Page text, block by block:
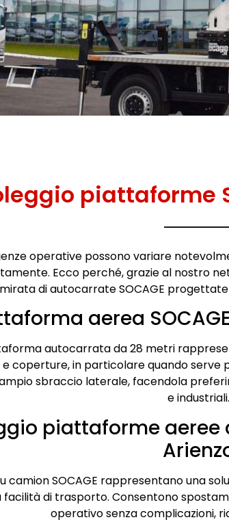
piattaforme
operative possono variare
Ecco perché, grazie al nostro
di autocarrate SOCAGE
aerea
autocarrata da 28 metri
coperture, in particolare quando serve
sbraccio laterale, facendola
e industriali.
piattaforme aeree
camion SOCAGE rappresentano una
facilità di trasporto. Consentono
operativo senza complicazioni,